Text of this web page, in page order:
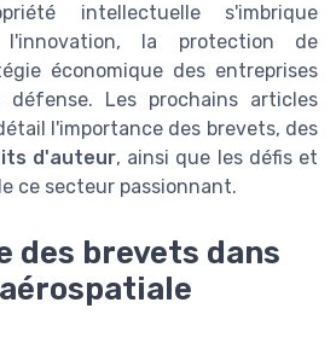
intellectuelle s'imbrique
la protection de
économique des entreprises
défense. Les prochains articles
l'importance des brevets, des
d'auteur, ainsi que les défis et
ce secteur passionnant.
des brevets dans